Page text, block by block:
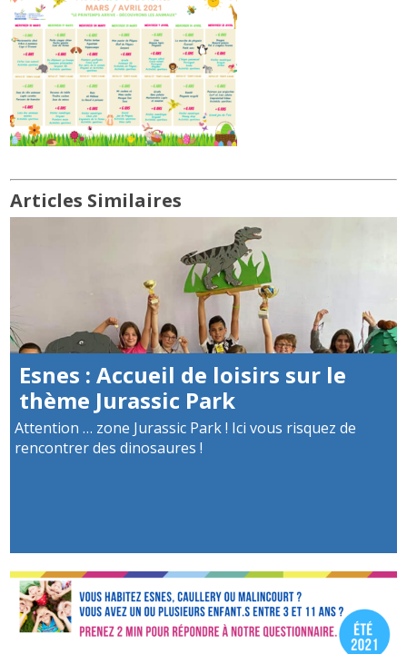
Articles Similaires
Esnes : Accueil de loisirs sur le
thème Jurassic Park
Attention … zone Jurassic Park ! Ici vous risquez de
rencontrer des dinosaures !